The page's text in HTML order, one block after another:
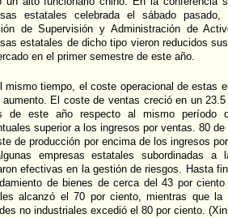
estatales celebrada el sábado
de Supervisión y Administración de
estatales de dicho tipo vieron reducidos
en el primer semestre de este año.
mismo tiempo, el coste operacional de estas
aumento. El coste de ventas creció en un
de este año respecto al mismo período
superior a los ingresos por ventas. 80
de producción por encima de los ingresos
empresas estatales subordinadas a
efectivas en la gestión de riesgos. Hasta
de bienes de cerca del 43 por
alcanzó el 70 por ciento, mientras que
no industriales excedió el 80 por ciento.